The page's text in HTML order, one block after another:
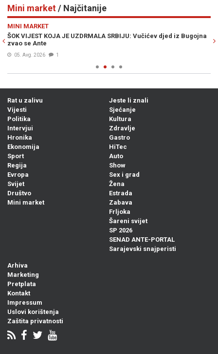
Mini market/ Najčitanije
MINI MARKET
ŠOK VIJEST KOJA JE UZDRMALA SRBIJU: Vučićev djed iz Bugojna
zvao se Ante
05. Avg. 2026 1
Rat u zalivu
Vijesti
Politika
Intervjui
Hronika
Ekonomija
Sport
Regija
Evropa
Svijet
Društvo
Mini market
Jeste li znali
Sjećanje
Kultura
Zdravlje
Gastro
HiTec
Auto
Show
Sex i grad
Žena
Estrada
Zabava
Frljoka
Šareni svijet
SP 2026
SENAD ANTE-PORTAL
Sarajevski snajperisti
Arhiva
Marketing
Pretplata
Kontakt
Impressum
Uslovi korištenja
Zaštita privatnosti